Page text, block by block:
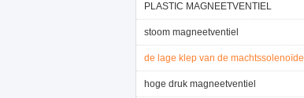
PLASTIC MAGNEETVENTIEL
stoom magneetventiel
de lage klep van de machtssolenoïde
hoge druk magneetventiel